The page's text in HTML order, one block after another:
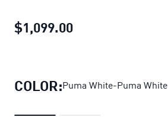
$1,099.00
COLOR:Puma White-Puma White